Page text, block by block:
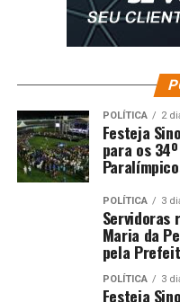
POLÍTICA 2
Festeja
para os
POLÍTICA 3
Servidoras
Maria da
pela
POLÍTICA 3
Festeja